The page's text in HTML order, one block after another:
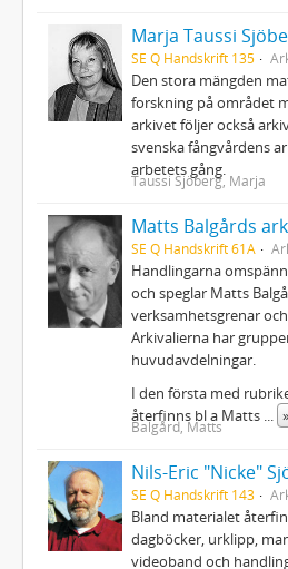
Marja Taussi
SE Q Handskrift 135
Den stora mängden
forskning på området
arkivet följer också
svenska fångvårdens
arbetets gång.
Taussi Sjöberg, Marja
Matts Balgårds
SE Q Handskrift 61A
Handlingarna
och speglar Matts
verksamhetsgrenar
Arkivalierna har
huvudavdelningar.
I den första med
återfinns bl a Matts
»
Balgård, Matts
Nils-Eric "Nicke"
SE Q Handskrift 143
Bland materialet
dagböcker, urklipp,
videoband och